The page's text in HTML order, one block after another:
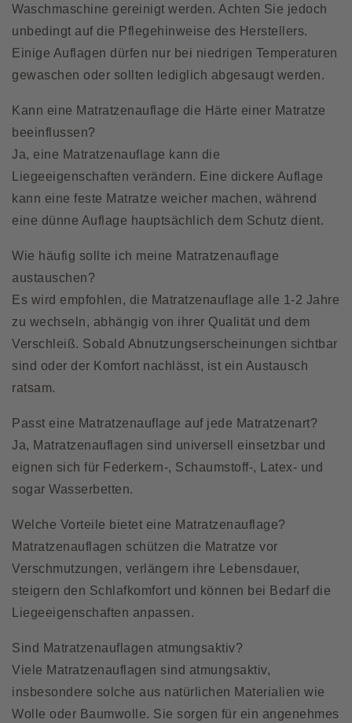
Waschmaschine gereinigt werden. Achten Sie jedoch
unbedingt auf die Pflegehinweise des Herstellers.
Einige Auflagen dürfen nur bei niedrigen Temperaturen
gewaschen oder sollten lediglich abgesaugt werden.
Kann eine Matratzenauflage die Härte einer Matratze
beeinflussen?
Ja, eine Matratzenauflage kann die
Liegeeigenschaften verändern. Eine dickere Auflage
kann eine feste Matratze weicher machen, während
eine dünne Auflage hauptsächlich dem Schutz dient.
Wie häufig sollte ich meine Matratzenauflage
austauschen?
Es wird empfohlen, die Matratzenauflage alle 1-2 Jahre
zu wechseln, abhängig von ihrer Qualität und dem
Verschleiß. Sobald Abnutzungserscheinungen sichtbar
sind oder der Komfort nachlässt, ist ein Austausch
ratsam.
Passt eine Matratzenauflage auf jede Matratzenart?
Ja, Matratzenauflagen sind universell einsetzbar und
eignen sich für Federkern-, Schaumstoff-, Latex- und
sogar Wasserbetten.
Welche Vorteile bietet eine Matratzenauflage?
Matratzenauflagen schützen die Matratze vor
Verschmutzungen, verlängern ihre Lebensdauer,
steigern den Schlafkomfort und können bei Bedarf die
Liegeeigenschaften anpassen.
Sind Matratzenauflagen atmungsaktiv?
Viele Matratzenauflagen sind atmungsaktiv,
insbesondere solche aus natürlichen Materialien wie
Wolle oder Baumwolle. Sie sorgen für ein angenehmes